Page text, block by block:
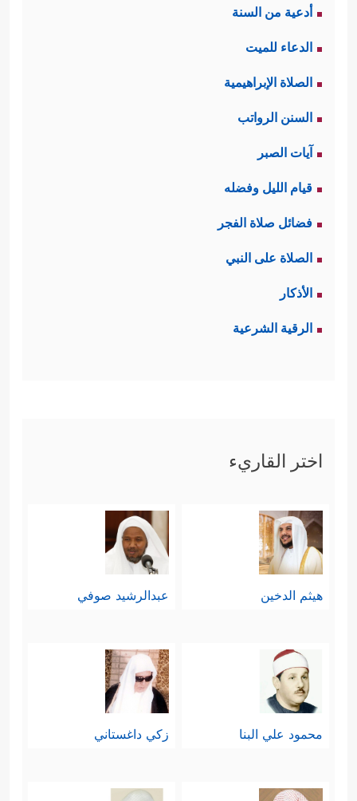
أدعية من السنة
الدعاء للميت
الصلاة الإبراهيمية
السنن الرواتب
آيات الصبر
قيام الليل وفضله
فضائل صلاة الفجر
الصلاة على النبي
الأذكار
الرقية الشرعية
اختر القاريء
هيثم الدخين عبدالرشيد صوفي
محمود علي البنا زكي داغستاني